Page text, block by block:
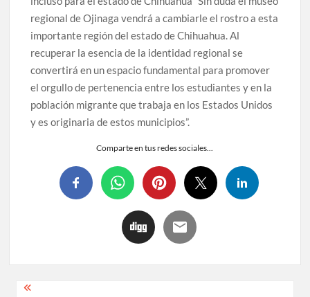
regional de Ojinaga vendrá a cambiarle el rostro a esta
importante región del estado de Chihuahua. Al
recuperar la esencia de la identidad regional se
convertirá en un espacio fundamental para promover
el orgullo de pertenencia entre los estudiantes y en la
población migrante que trabaja en los Estados Unidos
y es originaria de estos municipios”.
Comparte en tus redes sociales...